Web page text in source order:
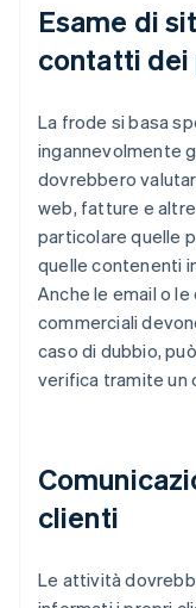
Esame di
contatti dei
La frode si basa
ingannevolmente
dovrebbero
web, fatture e
particolare quelle
quelle contenenti
Anche le email o
commerciali
caso di dubbio,
verifica tramite un
clienti
Le attività